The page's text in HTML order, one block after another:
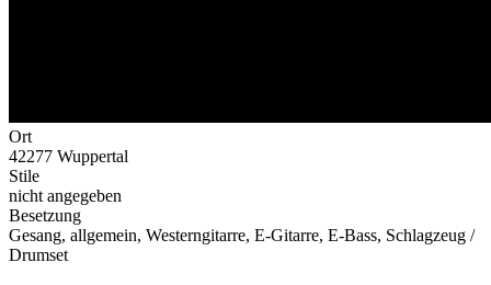
Ort
42277 Wuppertal
Stile
nicht angegeben
Besetzung
Gesang, allgemein, Westerngitarre, E-Gitarre, E-Bass, Schlagzeug /
Drumset